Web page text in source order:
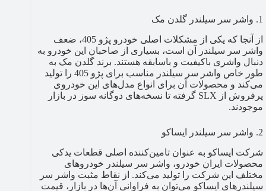
1. واشر سر سیلندر گلدن مک
از آنجا که یکی از مشکلات اصلی خودرو پژو 405، ضعف
واشر سر سیلندر آن است، بسیاری از صاحبان این خودرو به
دنبال واشری باکیفیت و باسابقه هستند. برند گلدن مک به
طور خاص واشر سر سیلندر مناسب برای پژو 405 را تولید
می‌کند و محصولات آن برای انواع مدل‌های این خودروی
پرفروش از SLX گرفته تا نسخه‌های دوگانه سوز در بازار
موجودند.
2. واشر سر سیلندر ایساکو
شرکت ایساکو به عنوان تامین‌کننده اصلی قطعات یدکی
محصولات ایران خودرو، واشر سر سیلندر خودروهای
مختلف این شرکت را تولید می‌کند. از نقاط مثبت واشر سر
سیلندرهای ایساکو می‌توان به فراوانی آن‌ها در بازار، قیمت